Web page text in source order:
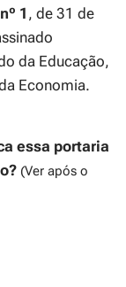
1, de 31 de
da Educação,
Economia.
essa portaria
(Ver após o